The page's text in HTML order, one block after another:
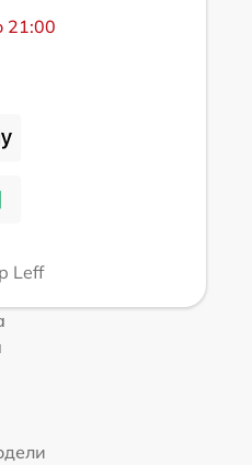
21:00
Leff